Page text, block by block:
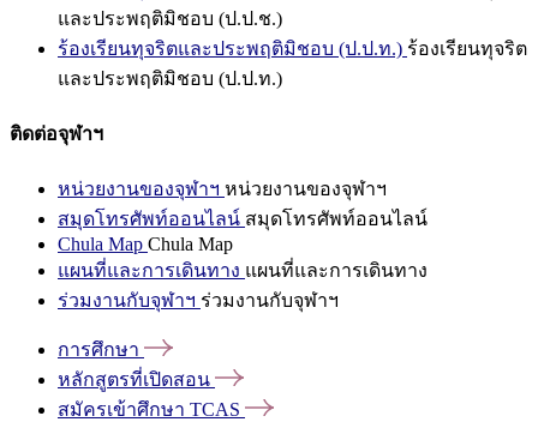
และประพฤติมิชอบ (ป.ป.ช.)
ร้องเรียนทุจริตและประพฤติมิชอบ (ป.ป.ท.) ร้องเรียนทุจริต
และประพฤติมิชอบ (ป.ป.ท.)
ติดต่อจุฬาฯ
หน่วยงานของจุฬาฯ หน่วยงานของจุฬาฯ
สมุดโทรศัพท์ออนไลน์ สมุดโทรศัพท์ออนไลน์
Chula Map Chula Map
แผนที่และการเดินทาง แผนที่และการเดินทาง
ร่วมงานกับจุฬาฯ ร่วมงานกับจุฬาฯ
การศึกษา
หลักสูตรที่เปิดสอน
สมัครเข้าศึกษา TCAS